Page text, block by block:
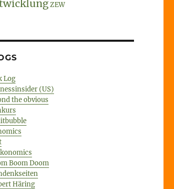
ZEW
Log
(US)
the obvious
Boom Doom
Häring